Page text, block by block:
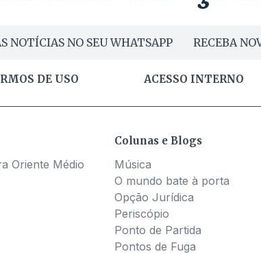
NOTÍCIAS NO SEU WHATSAPP RECEBA
DE USO ACESSO INTERNO
Oriente Médio
Colunas e Blogs
Música
O mundo bate à porta
Opção Jurídica
Periscópio
Ponto de Partida
Pontos de Fuga